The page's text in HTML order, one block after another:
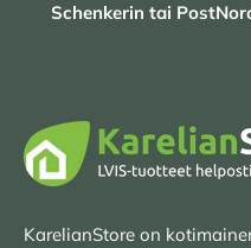
Schenkerin tai
KarelianStore on